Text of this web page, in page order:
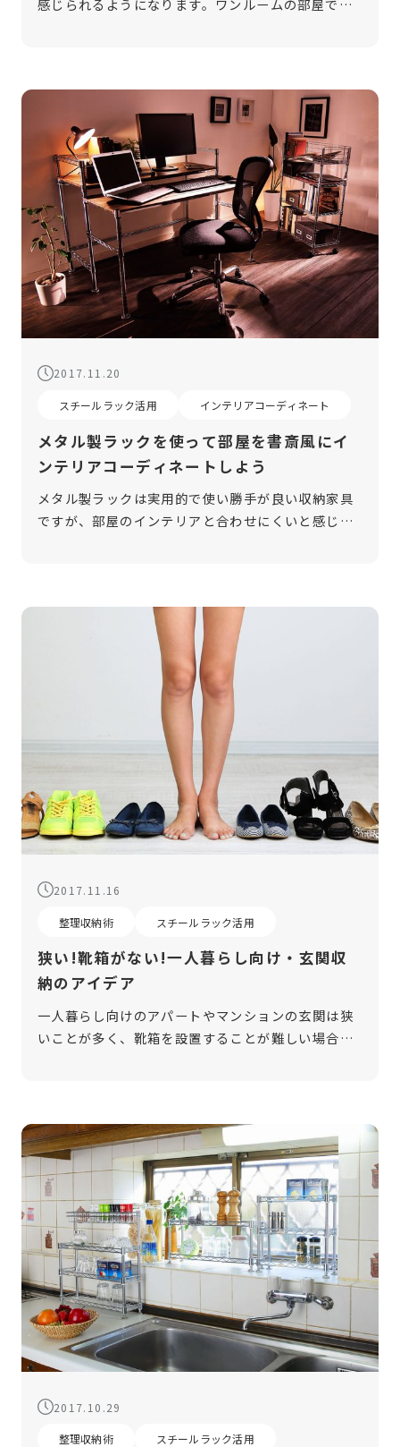
感じられるようになります。ワンルームの部屋で
2017.11.20
スチールラック活用 インテリアコーディネート
メタル製ラックを使って部屋を書斎風にイ
ンテリアコーディネートしよう
メタル製ラックは実用的で使い勝手が良い収納家具
ですが、部屋のインテリアと合わせにくいと感じる
2017.11.16
整理収納術 スチールラック活用
狭い!靴箱がない!一人暮らし向け・玄関収
納のアイデア
一人暮らし向けのアパートやマンションの玄関は狭
いことが多く、靴箱を設置することが難しい場合が
2017.10.29
整理収納術 スチールラック活用